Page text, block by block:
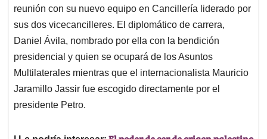
reunión con su nuevo equipo en Cancillería liderado por
sus dos vicecancilleres. El diplomático de carrera,
Daniel Ávila, nombrado por ella con la bendición
presidencial y quien se ocupará de los Asuntos
Multilaterales mientras que el internacionalista Mauricio
Jaramillo Jassir fue escogido directamente por el
presidente Petro.